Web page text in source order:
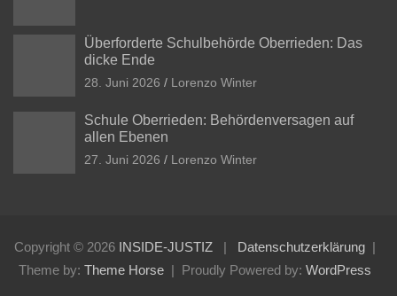
Überforderte Schulbehörde Oberrieden: Das
dicke Ende
28. Juni 2026 Lorenzo Winter
Schule Oberrieden: Behördenversagen auf
allen Ebenen
27. Juni 2026 Lorenzo Winter
Copyright © 2026 INSIDE-JUSTIZ
Datenschutzerklärung
Theme by: Theme Horse Proudly Powered by: WordPress